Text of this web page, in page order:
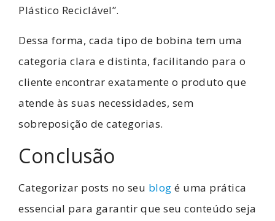
Plástico Reciclável”.
Dessa forma, cada tipo de bobina tem uma
categoria clara e distinta, facilitando para o
cliente encontrar exatamente o produto que
atende às suas necessidades, sem
sobreposição de categorias.
Conclusão
Categorizar posts no seu blog é uma prática
essencial para garantir que seu conteúdo seja